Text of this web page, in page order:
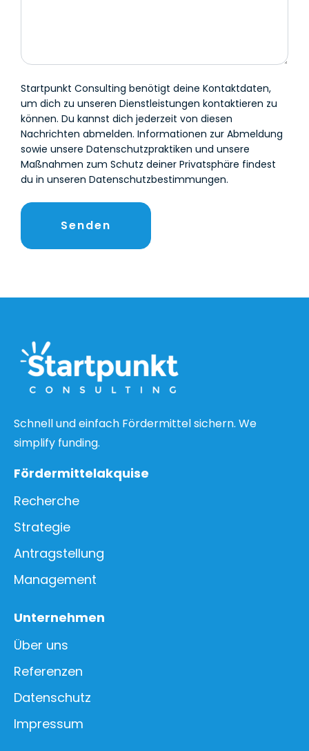
Startpunkt Consulting benötigt deine Kontaktdaten,
um dich zu unseren Dienstleistungen kontaktieren zu
können. Du kannst dich jederzeit von diesen
Nachrichten abmelden. Informationen zur Abmeldung
sowie unsere Datenschutzpraktiken und unsere
Maßnahmen zum Schutz deiner Privatsphäre findest
du in unseren Datenschutzbestimmungen.
Schnell und einfach Fördermittel sichern. We
simplify funding.
Fördermittelakquise
Recherche
Strategie
Antragstellung
Management
Unternehmen
Über uns
Referenzen
Datenschutz
Impressum